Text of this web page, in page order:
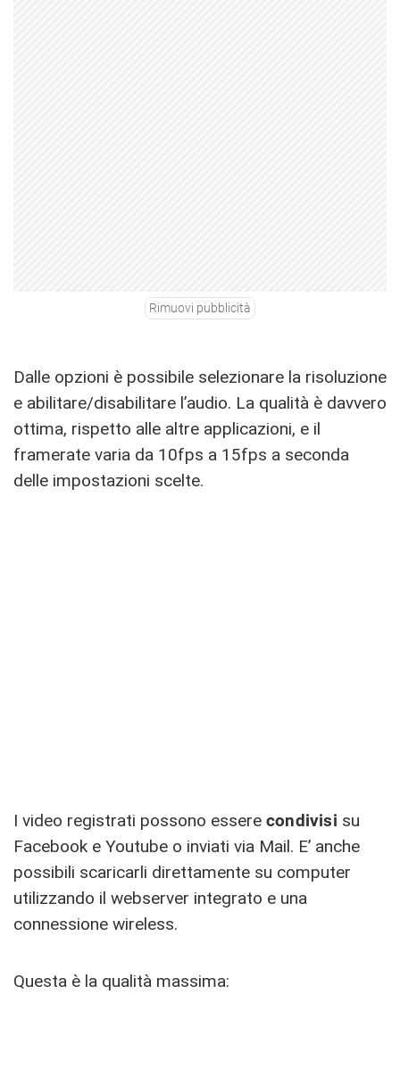
Rimuovi pubblicità
Dalle opzioni è possibile selezionare la risoluzione
e abilitare/disabilitare l’audio. La qualità è davvero
ottima, rispetto alle altre applicazioni, e il
framerate varia da 10fps a 15fps a seconda
delle impostazioni scelte.
I video registrati possono essere condivisi su
Facebook e Youtube o inviati via Mail. E’ anche
possibili scaricarli direttamente su computer
utilizzando il webserver integrato e una
connessione wireless.
Questa è la qualità massima: